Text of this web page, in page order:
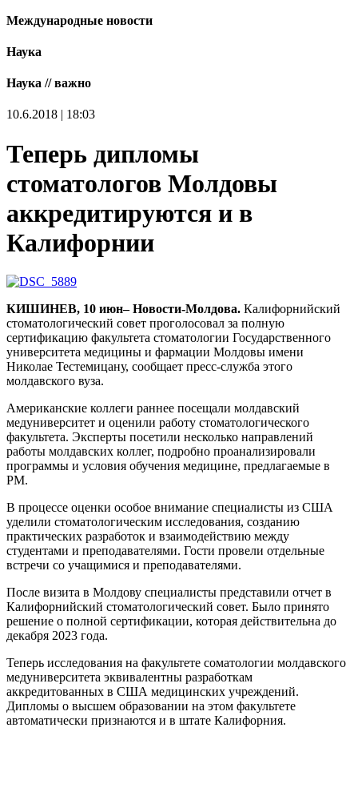
Международные новости
Наука
Наука // важно
10.6.2018 | 18:03
Теперь дипломы
стоматологов Молдовы
аккредитируются и в
Калифорнии
КИШИНЕВ, 10 июн– Новости-Молдова. Калифорнийский
стоматологический совет проголосовал за полную
сертификацию факультета стоматологии Государственного
университета медицины и фармации Молдовы имени
Николае Тестемицану, сообщает пресс-служба этого
молдавского вуза.
Американские коллеги раннее посещали молдавский
медуниверситет и оценили работу стоматологического
факультета. Эксперты посетили несколько направлений
работы молдавских коллег, подробно проанализировали
программы и условия обучения медицине, предлагаемые в
РМ.
В процессе оценки особое внимание специалисты из США
уделили стоматологическим исследования, созданию
практических разработок и взаимодействию между
студентами и преподавателями. Гости провели отдельные
встречи со учащимися и преподавателями.
После визита в Молдову специалисты представили отчет в
Калифорнийский стоматологический совет. Было принято
решение о полной сертификации, которая действительна до
декабря 2023 года.
Теперь исследования на факультете соматологии молдавского
медуниверситета эквивалентны разработкам
аккредитованных в США медицинских учреждений.
Дипломы о высшем образовании на этом факультете
автоматически признаются и в штате Калифорния.